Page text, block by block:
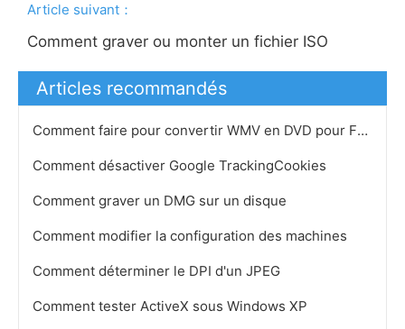
Article suivant：
Comment graver ou monter un fichier ISO
Articles recommandés
Comment faire pour convertir WMV en DVD pour Free
Comment désactiver Google TrackingCookies
Comment graver un DMG sur un disque
Comment modifier la configuration des machines
Comment déterminer le DPI d'un JPEG
Comment tester ActiveX sous Windows XP